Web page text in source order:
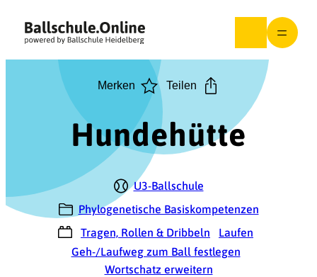
Inhalt
springen
Merken Teilen
Hundehütte
U3-Ballschule
Phylogenetische Basiskompetenzen
Tragen, Rollen & Dribbeln
Laufen
Geh-/Laufweg zum Ball festlegen
Wortschatz erweitern